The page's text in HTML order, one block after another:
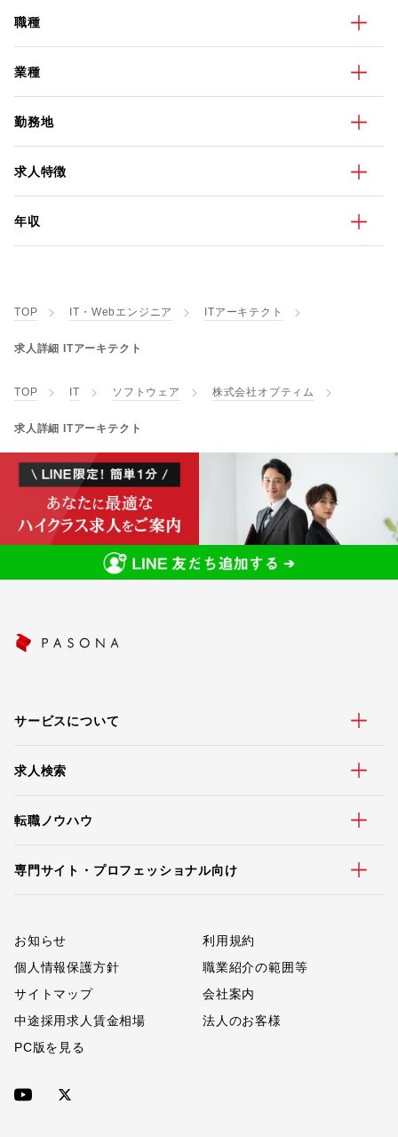
職種
業種
勤務地
求人特徴
年収
TOP IT・Webエンジニア ITアーキテクト
求人詳細 ITアーキテクト
TOP IT ソフトウェア 株式会社オプティム
求人詳細 ITアーキテクト
サービスについて
求人検索
転職ノウハウ
専門サイト・プロフェッショナル向け
お知らせ
利用規約
個人情報保護方針
職業紹介の範囲等
サイトマップ
会社案内
中途採用求人賃金相場
法人のお客様
PC版を見る